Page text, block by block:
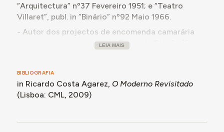
“Arquitectura” nº37 Fevereiro 1951; e “Teatro
Villaret”, publ. in “Binário” nº92 Maio 1966.
- Autor dos projectos de encomenda camarária
para o conjunto urbano do Bairro de S.João (R.
- Participou no III Congresso da União
Internacional dos Arquitectos, Lisboa 1953.
- Autor dos projectos de habitação multifamiliar
LEIA MAIS
BIBLIOGRAFIA
in Ricardo Costa Agarez, O Moderno Revisitado
(Lisboa: CML, 2009)